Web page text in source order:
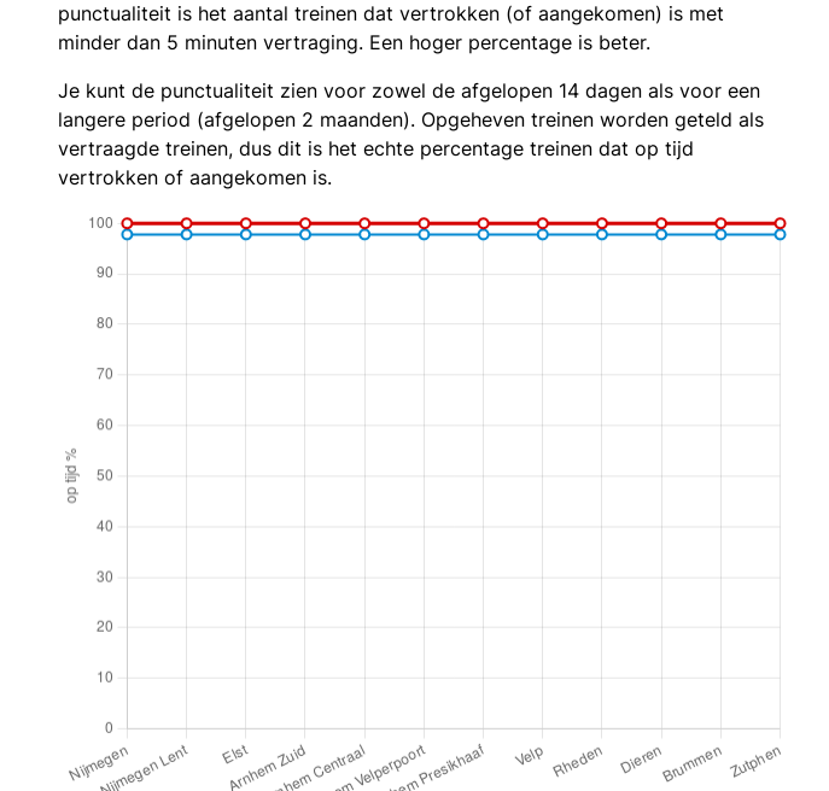
punctualiteit is het aantal treinen dat vertrokken (of aangekomen) is met
minder dan 5 minuten vertraging. Een hoger percentage is beter.
Je kunt de punctualiteit zien voor zowel de afgelopen 14 dagen als voor een
langere period (afgelopen 2 maanden). Opgeheven treinen worden geteld als
vertraagde treinen, dus dit is het echte percentage treinen dat op tijd
vertrokken of aangekomen is.